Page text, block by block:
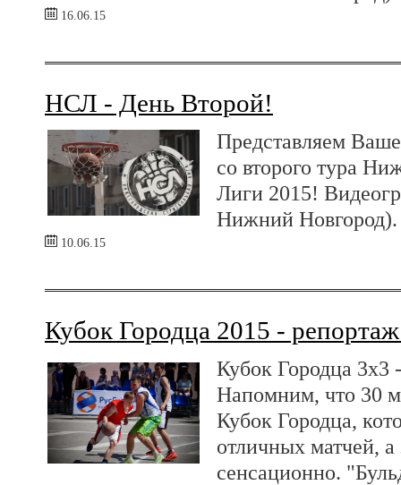
16.06.15
НСЛ - День Второй!
Представляем
со второго тура
Лиги 2015!
Нижний Новгород).
10.06.15
Кубок Городца 2015 -
Кубок Городца
Напомним, что 30
Кубок Городца,
отличных матчей,
сенсационно.